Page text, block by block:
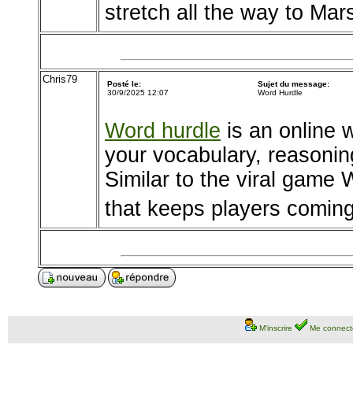
stretch all the way to
Chris79
Posté le:
30/9/2025 12:07
Sujet du message:
Word Hurdle
Word hurdle is an online
your vocabulary,
Similar to the viral game
that keeps players
M'inscrire Me